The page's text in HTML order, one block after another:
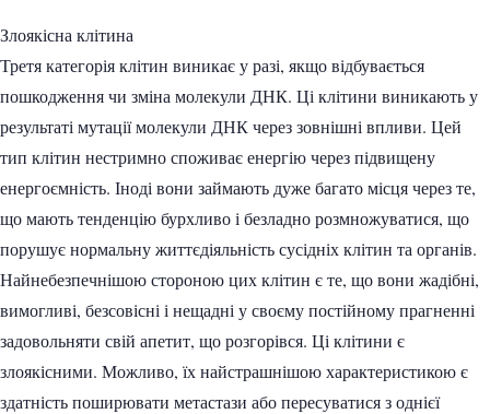
Злоякісна клітина
Третя категорія клітин виникає у разі, якщо відбувається
пошкодження чи зміна молекули ДНК. Ці клітини виникають у
результаті мутації молекули ДНК через зовнішні впливи. Цей
тип клітин нестримно споживає енергію через підвищену
енергоємність. Іноді вони займають дуже багато місця через те,
що мають тенденцію бурхливо і безладно розмножуватися, що
порушує нормальну життєдіяльність сусідніх клітин та органів.
Найнебезпечнішою стороною цих клітин є те, що вони жадібні,
вимогливі, безсовісні і нещадні у своєму постійному прагненні
задовольняти свій апетит, що розгорівся. Ці клітини є
злоякісними. Можливо, їх найстрашнішою характеристикою є
здатність поширювати метастази або пересуватися з однієї